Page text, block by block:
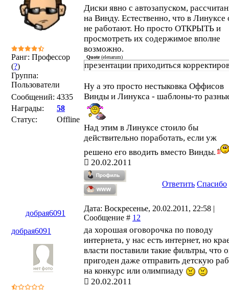
Ранг: Профессор
(?)
Группа:
Пользователи
Сообщений: 4335
Награды:
58
Статус:
Offline
Диски явно с автозапуском,
на Винду. Естественно, что в Линуксе
не работают. Но просто ОТКРЫТЬ и
просмотреть их содержимое вполне
возможно.
Quote(elenarum)
презентации приходиться
Ну а это просто нестыковка Оффисов
Винды и Линукса - шаблоны-то
Над этим в Линуксе стоило бы
действительно поработать, если уж
решено его вводить вместо Винды.
20.02.2011
Ответить Спасибо
добрая6091
Дата: Воскресенье, 20.02.2011, 22:58 |
Сообщение # 12
добрая6091
да хорошая оговорочка по поводу
интернета, у нас есть интернет, но
власти поставили такие фильтры, что
пригоден даже отправить детскую
на конкурс или олимпиаду
20.02.2011